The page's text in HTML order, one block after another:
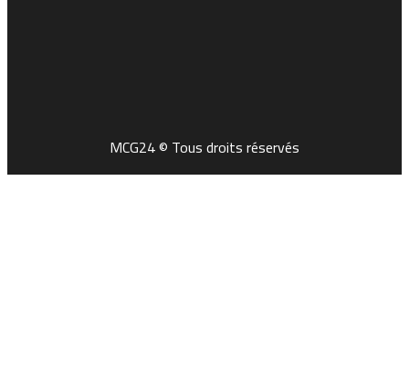
MCG24 © Tous droits réservés